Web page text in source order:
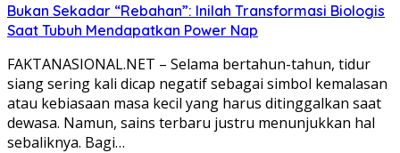
Bukan Sekadar “Rebahan”: Inilah Transformasi Biologis
Saat Tubuh Mendapatkan Power Nap
FAKTANASIONAL.NET – Selama bertahun-tahun, tidur
siang sering kali dicap negatif sebagai simbol kemalasan
atau kebiasaan masa kecil yang harus ditinggalkan saat
dewasa. Namun, sains terbaru justru menunjukkan hal
sebaliknya. Bagi…